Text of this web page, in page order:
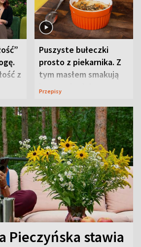
z
Puszyste bułeczki
prosto z piekarnika. Z
tym masłem smakują
jeszcze lepiej
Przepisy
Pieczyńska stawia